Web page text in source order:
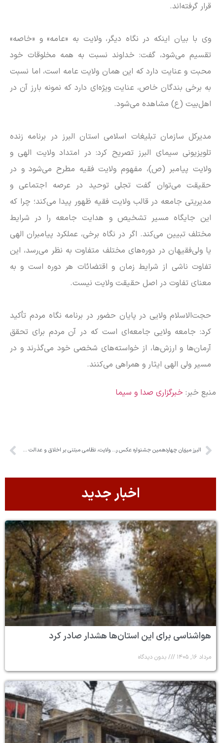
قرار گرفته‌اند.
وی با بیان اینکه در نگاه دیگر، ولایت به «عامه» و «خاصه»
تقسیم می‌شود، گفت: خداوند نسبت به همه مخلوقات خود
محبت و عنایت دارد که این همان ولایت عامه است، اما نسبت
به برخی بندگان خاص، عنایت ویژه‌ای دارد که نمونه بارز آن در
اهل‌بیت (ع) مشاهده می‌شود.
مدیرکل سازمان تبلیغات اسلامی استان البرز در برنامه زنده
تلویزیونی سیمای البرز تصریح کرد: در امتداد ولایت الهی و
ولایت پیامبر (ص)، مفهوم ولایت فقیه مطرح می‌شود و در
حقیقت می‌توان گفت تجلی توحید در عرصه اجتماعی و
مدیریتی جامعه در قالب ولایت فقیه ظهور پیدا می‌کند؛ چرا که
این جایگاه مسیر تشخیص و هدایت جامعه را در شرایط
مختلف تبیین می‌کند. اگر در نگاه برخی، عملکرد پیامبران الهی
یا ولی‌فقیهان در دوره‌های مختلف متفاوت به نظر می‌رسد، این
تفاوت ناشی از شرایط زمان و اقتضائات هر دوره است و به
معنای تفاوت در اصل حقیقت ولایت نیست.
حجت‌الاسلام ولایی در پایان حضور در برنامه نگاه مردم تأکید
کرد: جامعه ولایی جامعه‌ای است که در آن مردم برای تحقق
آرمان‌ها و ارزش‌ها، از خواسته‌های شخصی خود می‌گذرند و در
مسیر ولی الهی ایثار و همراهی می‌کنند.
منبع خبر: خبرگزاری صدا و سیما
البرز میزبان چهاردهمین جشنواره عکس رضوی ولایت، نظامی مبتنی بر اخلاق و عدالت در جامعه است
اخبار جدید
هواشناسی برای این استان‌ها هشدار صادر کرد
مرداد ۱۶, ۱۴۰۵ بدون دیدگاه